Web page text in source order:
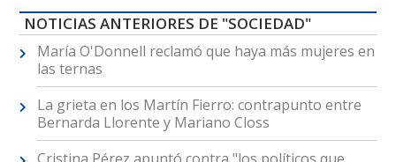
NOTICIAS ANTERIORES DE "SOCIEDAD"
María O'Donnell reclamó que haya más mujeres en
las ternas
La grieta en los Martín Fierro: contrapunto entre
Bernarda Llorente y Mariano Closs